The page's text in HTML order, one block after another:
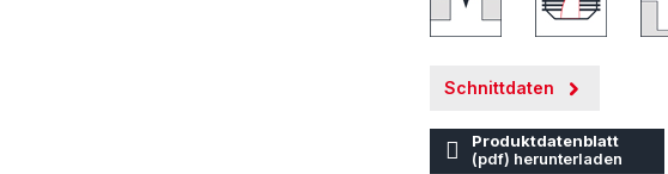
Schnittdaten
Produktdatenblatt
(pdf) herunterladen